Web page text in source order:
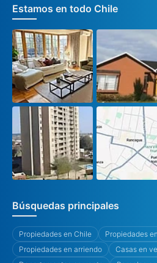
Estamos en todo Chile
Búsquedas principales
Propiedades en Chile
Propiedades
Propiedades en arriendo
Casas en